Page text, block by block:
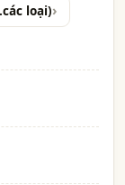
loại)